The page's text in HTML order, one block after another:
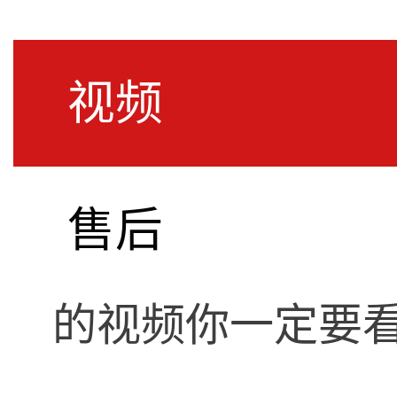
视频
售后
SPL BIG |
"Adding
的视频你一定要